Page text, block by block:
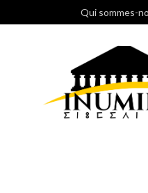
Qui sommes-